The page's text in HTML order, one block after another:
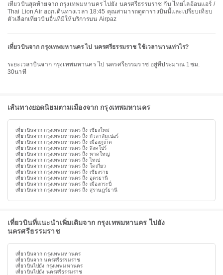
เที่ยวบินสุดท้ายจาก กรุงเทพมหานคร ไปยัง นครศรีธรรมราช กับ ไทยไลอ้อนแอร์ /
Thai Lion Air ออกเดินทางเวลา 18:45 คุณสามารถดูตารางบินนี้และเปรียบเทียบ
ตัวเลือกเที่ยวบินอื่นที่มีให้บริการบน Airpaz
เที่ยวบินจาก กรุงเทพมหานคร ไป นครศรีธรรมราช ใช้เวลานานเท่าไร?
ระยะเวลาบินจาก กรุงเทพมหานคร ไป นครศรีธรรมราช อยู่ที่ประมาณ 1ชม.
30นาที
เส้นทางยอดนิยมตามเมืองจาก กรุงเทพมหานคร
เที่ยวบินจาก กรุงเทพมหานคร ถึง เชียงใหม่
เที่ยวบินจาก กรุงเทพมหานคร ถึง กัวลาลัมเปอร์
เที่ยวบินจาก กรุงเทพมหานคร ถึง เมืองภูเก็ต
เที่ยวบินจาก กรุงเทพมหานคร ถึง สิงคโปร์
เที่ยวบินจาก กรุงเทพมหานคร ถึง หาดใหญ่
เที่ยวบินจาก กรุงเทพมหานคร ถึง ไทเป
เที่ยวบินจาก กรุงเทพมหานคร ถึง โตเกียว
เที่ยวบินจาก กรุงเทพมหานคร ถึง เชียงราย
เที่ยวบินจาก กรุงเทพมหานคร ถึง อุดรธานี
เที่ยวบินจาก กรุงเทพมหานคร ถึง เมืองกระบี่
เที่ยวบินจาก กรุงเทพมหานคร ถึง สุราษฎร์ธานี
เที่ยวบินที่แนะนำเพิ่มเติมจาก กรุงเทพมหานคร ไปยัง
นครศรีธรรมราช
เที่ยวบินจาก กรุงเทพมหานคร
เที่ยวบินจาก นครศรีธรรมราช
เที่ยวบินไปยัง กรุงเทพมหานคร
เที่ยวบินไปยัง นครศรีธรรมราช